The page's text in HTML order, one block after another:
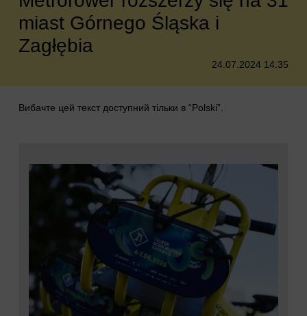
miast Górnego Śląska i
Zagłębia
24.07.2024 14.35
Вибачте цей текст доступний тільки в “Polski”.